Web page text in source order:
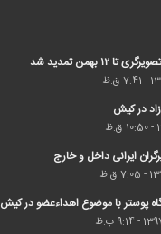
تا ۱۲ بهمن تمدید شد
در کیش
ایرانی داخل و خارج
پوستر با موضوع اهداء‌عضو در کیش